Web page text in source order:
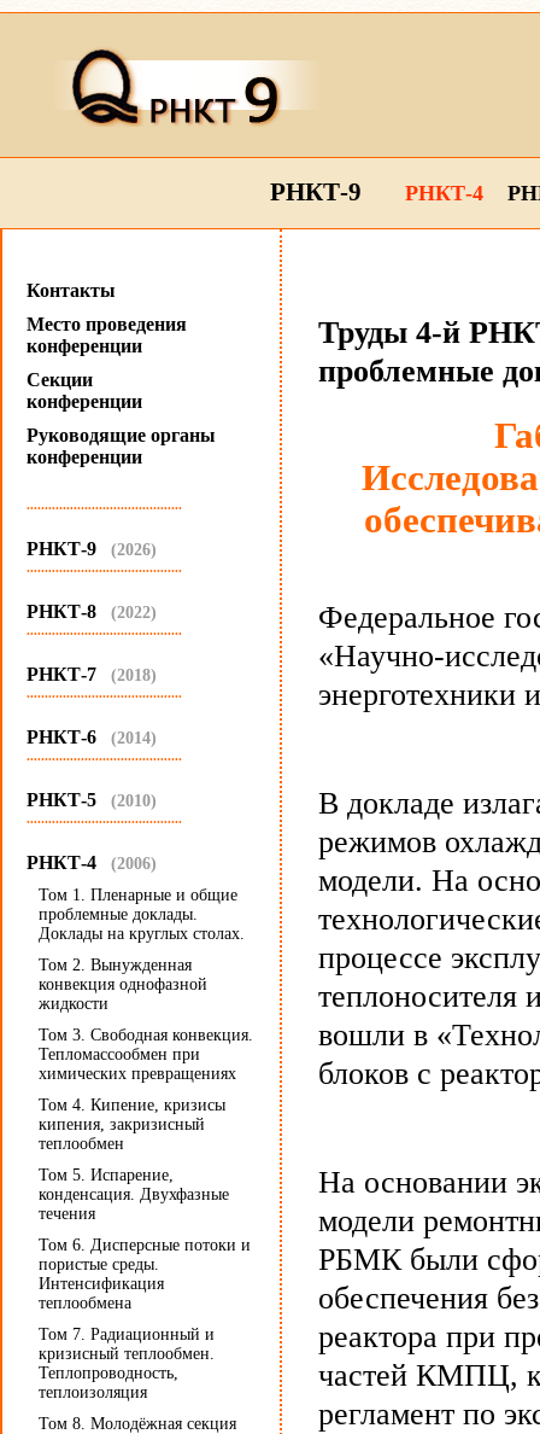
РНКТ-9 РНКТ-4
Контакты
Место проведения
конференции
Секции
конференции
Руководящие органы
конференции
...........................................
РНКТ-9 (2026)
...........................................
РНКТ-8 (2022)
...........................................
РНКТ-7 (2018)
...........................................
РНКТ-6 (2014)
...........................................
РНКТ-5 (2010)
...........................................
РНКТ-4 (2006)
Том 1. Пленарные и общие
проблемные доклады.
Доклады на круглых столах.
Том 2. Вынужденная
конвекция однофазной
жидкости
Том 3. Свободная конвекция.
Тепломассообмен при
химических превращениях
Том 4. Кипение, кризисы
кипения, закризисный
теплообмен
Том 5. Испарение,
конденсация. Двухфазные
течения
Том 6. Дисперсные потоки и
пористые среды.
Интенсификация
теплообмена
Том 7. Радиационный и
кризисный теплообмен.
Теплопроводность,
теплоизоляция
Том 8. Молодёжная секция
Труды 4-й
проблемные
Федеральное
«Научно-
В докладе
режимов
модели. На
процессе
вошли в
блоков с
На основании
модели
РБМК были
обеспечения
реактора при
частей КМПЦ,
регламент по